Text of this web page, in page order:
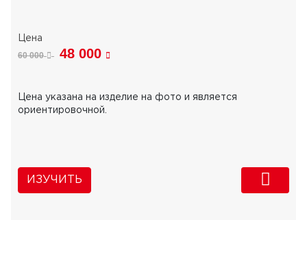
60 000 48 000
Цена указана на изделие на фото и является
ориентировочной.
ИЗУЧИТЬ